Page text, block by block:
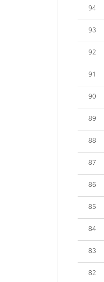
94
93
92
91
90
89
88
87
86
85
84
83
82